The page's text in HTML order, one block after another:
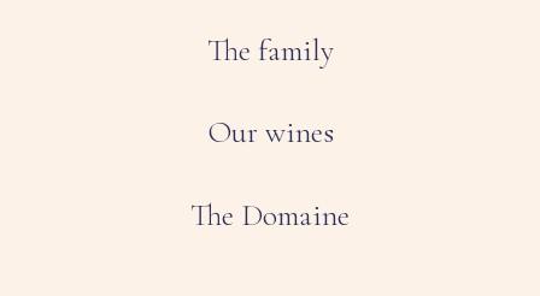
The family
Our wines
The Domaine